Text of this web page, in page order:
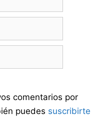
comentarios por
puedes suscribirte